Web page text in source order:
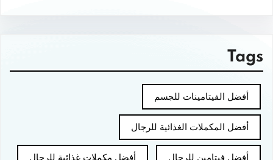
Tags
أفضل الفيتامينات للجسم
أفضل المكملات الغذائية للرجال
أفضل فيتامين للرجال أفضل مكملات غذائية للرجال